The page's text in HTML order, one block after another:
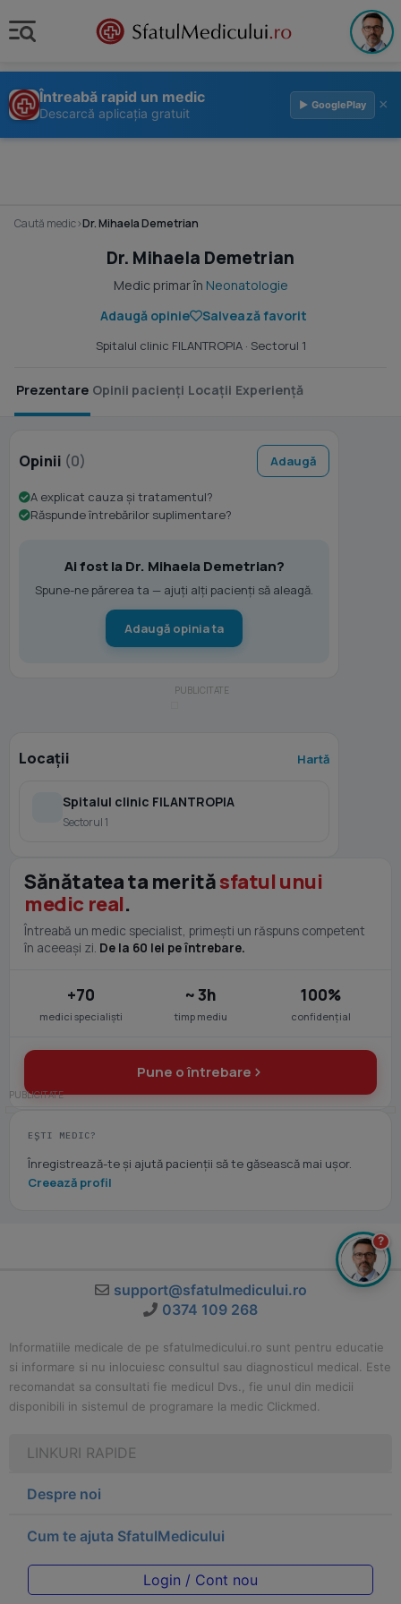
Întreabă rapid un medic
Descarcă aplicația gratuit
▶ GooglePlay ×
Caută medic›Dr. Mihaela Demetrian
Dr. Mihaela Demetrian
Medic primar în Neonatologie
Adaugă opinie
Salvează favorit
Spitalul clinic FILANTROPIA· Sectorul 1
Prezentare Opinii pacienți Locații Experiență
Opinii (0) Adaugă
A explicat cauza și tratamentul?
Răspunde întrebărilor suplimentare?
Ai fost la Dr. Mihaela Demetrian?
Spune-ne părerea ta — ajuți alți pacienți să aleagă.
Adaugă opinia ta
Locații Hartă
Spitalul clinic FILANTROPIA
Sectorul 1
Sănătatea ta merităsfatul unui
medic real.
Întreabă un medic specialist, primești un răspuns competent
în aceeași zi. De la 60 lei pe întrebare.
+70
medici specialiști
~ 3h
timp mediu
100%
confidențial
Pune o întrebare
EȘTI MEDIC?
Înregistrează-te și ajută pacienții să te găsească mai ușor.
Creează profil
support@sfatulmedicului.ro
0374 109 268
Informatiile medicale de pe sfatulmedicului.ro sunt pentru educatie
si informare si nu inlocuiesc consultul sau diagnosticul medical. Este
recomandat sa consultati fie medicul Dvs., fie unul din medicii
disponibili in sistemul de programare la medic Clickmed.
LINKURI RAPIDE
Despre noi
Cum te ajuta SfatulMedicului
Login / Cont nou
?